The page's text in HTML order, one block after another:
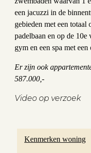
een jacuzzi in de
gebieden met een
padelbaan en op de 10e
gym en een spa met
Er zijn ook
587.000,-
Video op verzoek
Kenmerken woning